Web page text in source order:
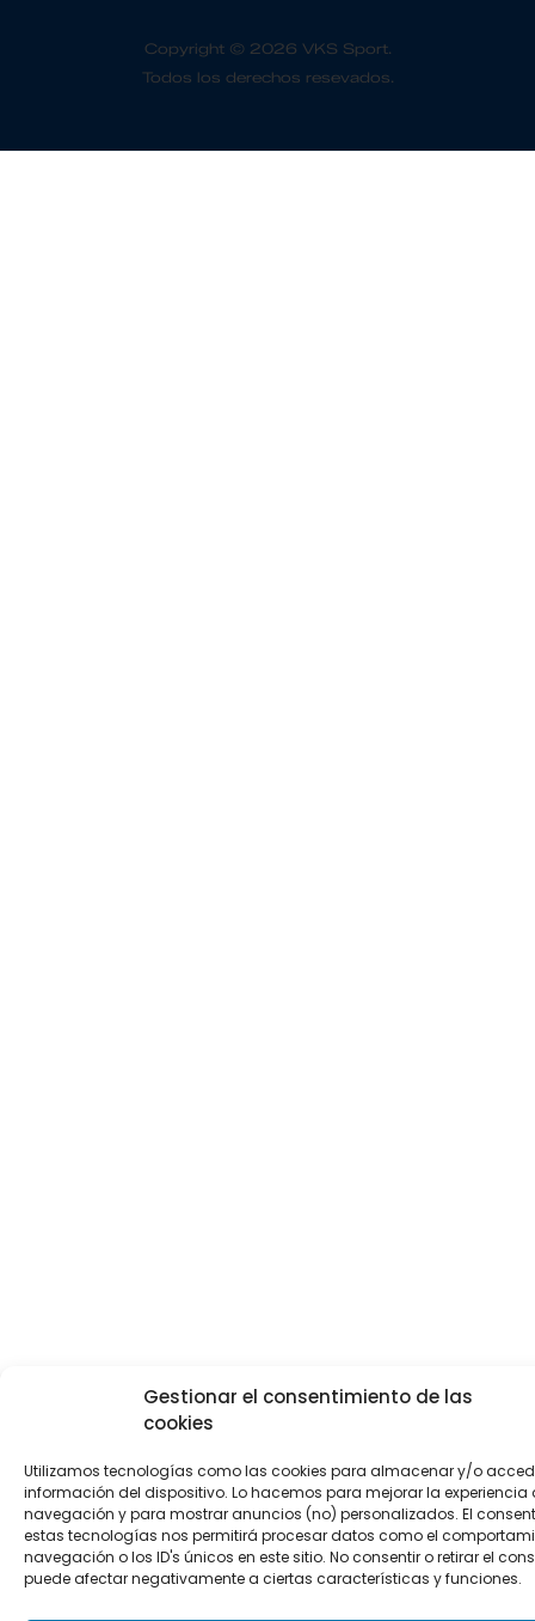
Gestionar el consentimiento de las
cookies
Utilizamos tecnologías como las cookies para almacenar y/o
información del dispositivo. Lo hacemos para mejorar la experiencia
navegación y para mostrar anuncios (no) personalizados. El
estas tecnologías nos permitirá procesar datos como el
navegación o los ID's únicos en este sitio. No consentir o retirar el
puede afectar negativamente a ciertas características y funciones.
Copyright © 2026 VKS Sport.
Todos los derechos resevados.